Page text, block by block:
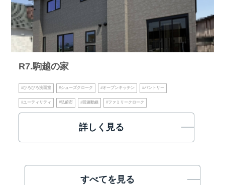
R7.駒越の家
#ひろびろ洗面室 #シューズクローク #オープンキッチン #パントリー
#ユーティリティ #弘前市 #回遊動線 #ファミリークローク
詳しく見る
すべてを見る